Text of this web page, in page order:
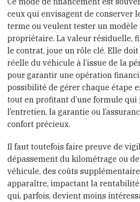
ceux qui envisagent de conserver
terme ou veulent tester un
propriétaire. La valeur résiduelle,
le contrat, joue un rôle clé. Elle
réelle du véhicule à l’issue de la
pour garantir une opération
possibilité de gérer chaque étape
tout en profitant d’une formule
l’entretien, la garantie ou
confort précieux.
Il faut toutefois faire preuve de
dépassement du kilométrage ou
véhicule, des coûts
apparaître, impactant la rentabilité
qui, parfois, devient moins